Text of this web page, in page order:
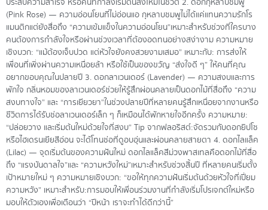
ประสบความสำเร็จ หรือคนที่กำลังเริ่มต้นสิ่งใหม่ในชีวิต 2. ดอกกุหลาบชมพู
(Pink Rose) — ความอ่อนโยนที่ไม่อ่อนแอ กุหลาบชมพูไม่ได้แค่แทนความรักโร
แมนติกแต่ยังสื่อถึง “ความเข้มแข็งในความอ่อนโยน”เหมาะสำหรับช่วงที่ใครบาง
คนต้องการกำลังใจหรือผ่านช่วงเวลาที่ต้องอดทนอย่างสง่างาม ความหมาย
เชิงบวก: “แม้ต้องเจ็บปวด แต่หัวใจยังคงสวยงามเสมอ” เหมาะกับ: การส่งให้
เพื่อนที่เพิ่งผ่านความเหนื่อยล้า หรือใช้เป็นของขวัญ “ส่งใจดี ๆ” ให้คนที่คุณ
อยากขอบคุณในปลายปี 3. ดอกลาเวนเดอร์ (Lavender) — ความสงบและการ
พักใจ กลิ่นหอมของลาเวนเดอร์ช่วยให้รู้สึกผ่อนคลายเป็นดอกไม้ที่สื่อถึง “ความ
สงบทางใจ” และ “การเยียวยา”ในช่วงปลายปีที่หลายคนรู้สึกเหนื่อยจากงานหรือ
ชีวิตการได้รับช่อลาเวนเดอร์เล็ก ๆ ก็เหมือนได้พักหายใจอีกครั้ง ความหมาย:
“ปล่อยวาง และเริ่มต้นใหม่ด้วยใจที่สงบ” Tip จากฟลอริสต์:จัดรวมกับดอกยิปโซ
หรือไฮเดรนเยียสีอ่อน จะได้โทนช่อที่ดูอบอุ่นและผ่อนคลายสายตา 4. ดอกไลแล็ค
(Lilac) — จุดเริ่มต้นของความฝันใหม่ ดอกไลแล็คสีม่วงพาสเทลคือดอกไม้ที่สื่อ
ถึง “แรงบันดาลใจ”และ “ความหวังใหม่”เหมาะสำหรับช่วงสิ้นปี ที่หลายคนเริ่มตั้ง
เป้าหมายใหม่ ๆ ความหมายเชิงบวก: “ขอให้ทุกความฝันเริ่มต้นด้วยหัวใจที่เปี่ยม
ความหวัง” เหมาะสำหรับ:การมอบให้เพื่อนร่วมงานที่กำลังเริ่มโปรเจกต์ใหม่หรือ
มอบให้ตัวเองเพื่อเตือนว่า “ปีหน้า เราจะทำได้ดีกว่านี้”